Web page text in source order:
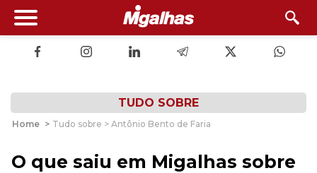
TUDO SOBRE
Home > Tudo sobre > Antônio Bento de Faria
O que saiu em Migalhas sobre